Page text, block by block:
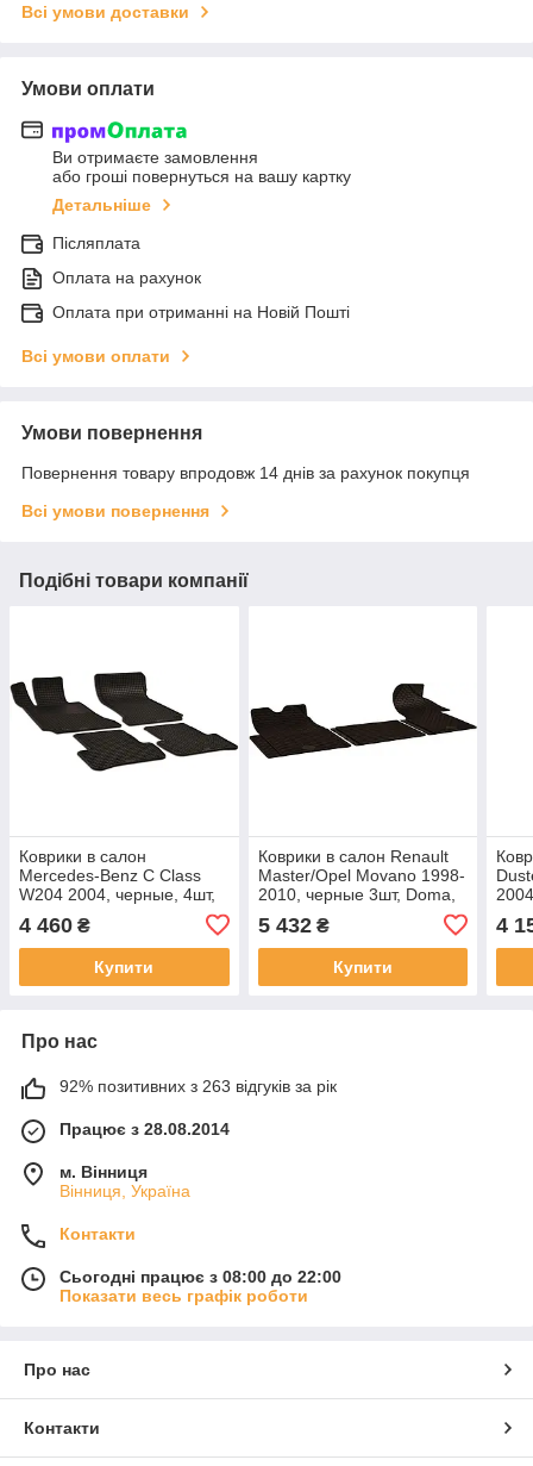
Всі умови доставки
Умови оплати
Ви отримаєте замовлення
або гроші повернуться на вашу картку
Детальніше
Післяплата
Оплата на рахунок
Оплата при отриманні на Новій Пошті
Всі умови оплати
Умови повернення
Повернення товару впродовж 14 днів за рахунок покупця
Всі умови повернення
Подібні товари компанії
Коврики в салон
Mercedes-Benz C Class
W204 2004, черные, 4шт,
4 460 ₴
Купити
Коврики в салон Renault
Master/Opel Movano 1998-
2010, черные 3шт, Doma,
5 432₴
Купити
4
Про нас
92% позитивних з 263 відгуків за рік
Працює з 28.08.2014
м. Вінниця
Вінниця, Україна
Контакти
Сьогодні працює з 08:00 до 22:00
Показати весь графік роботи
Про нас
Контакти